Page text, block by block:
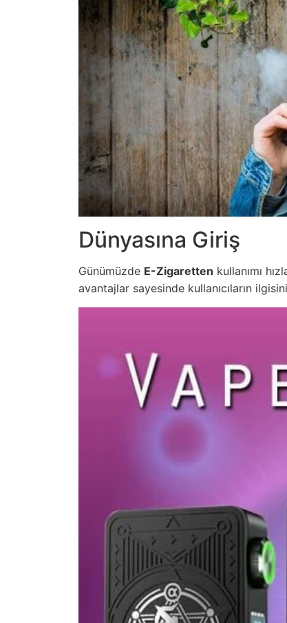
Dünyasına Giriş
Günümüzde E-Zigaretten kullanımı
avantajlar sayesinde kullanıcıların